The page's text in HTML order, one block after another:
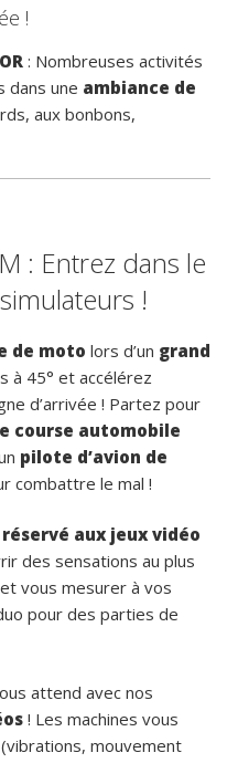
!
: Nombreuses activités
dans une ambiance de
aux bonbons,
: Entrez dans le
!
de moto lors d’un grand
à 45° et accélérez
d’arrivée ! Partez pour
course automobile
pilote d’avion de
combattre le mal !
aux jeux vidéo
des sensations au plus
vous mesurer à vos
pour des parties de
attend avec nos
! Les machines vous
mouvement